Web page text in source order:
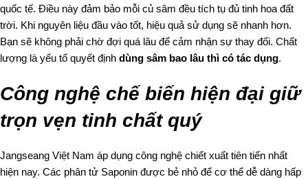
quốc tế. Điều này đảm bảo mỗi củ sâm đều tích tụ đủ tinh hoa đất
trời. Khi nguyên liệu đầu vào tốt, hiệu quả sử dụng sẽ nhanh hơn.
Bạn sẽ không phải chờ đợi quá lâu để cảm nhận sự thay đổi. Chất
lượng là yếu tố quyết định dùng sâm bao lâu thì có tác dụng.
Công nghệ chế biến hiện đại giữ
trọn vẹn tinh chất quý
Jangseang Việt Nam áp dụng công nghệ chiết xuất tiên tiến nhất
hiện nay. Các phân tử Saponin được bẻ nhỏ để cơ thể dễ dàng hấp